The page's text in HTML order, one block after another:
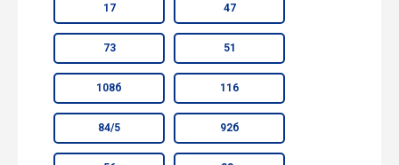
17 47
73 51
108б 116
84/5 92б